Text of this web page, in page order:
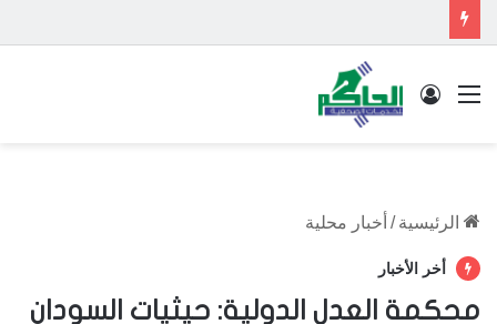
القائمة تسجيل الدخول
الرئيسية / أخبار محلية
أخر الأخبار
محكمة العدل الدولية: حيثيات السودان